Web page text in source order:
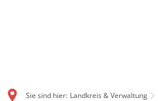
Sie sind hier: Landkreis & Verwaltung